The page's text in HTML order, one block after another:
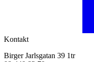
Kontakt
Birger Jarlsgatan 39 1tr